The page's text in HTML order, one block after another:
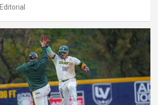
Editorial